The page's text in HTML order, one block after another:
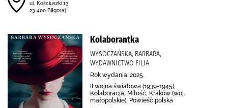
ul. Kościuszki 13
23-400 Biłgoraj
Kolaborantka
WYSOCZAŃSKA, BARBARA,
WYDAWNICTWO FILIA
Rok wydania: 2025.
II wojna światowa (1939-1945),
Kolaboracja, Miłość, Kraków (woj.
małopolskie), Powieść polska